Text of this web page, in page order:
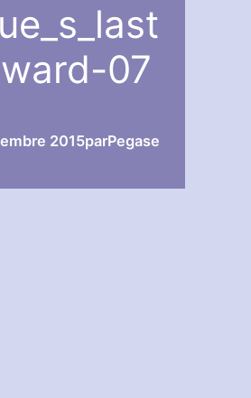
07
2015parPegase